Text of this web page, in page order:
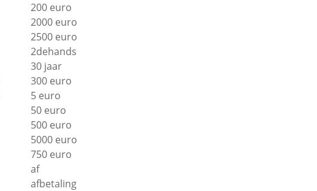
200 euro
2000 euro
2500 euro
2dehands
30 jaar
300 euro
5 euro
50 euro
500 euro
5000 euro
750 euro
af
afbetaling